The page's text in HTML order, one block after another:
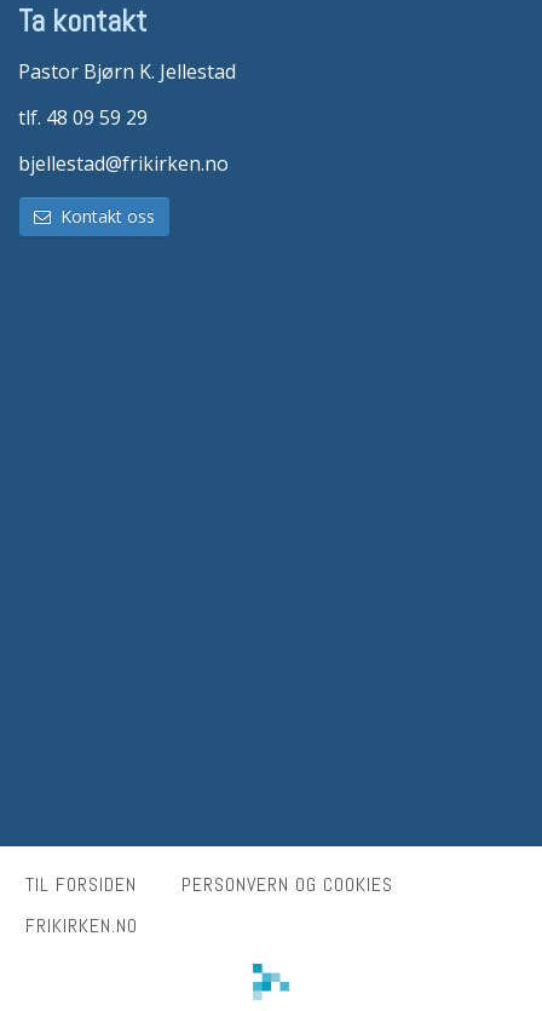
Ta kontakt
Pastor Bjørn K. Jellestad
tlf. 48 09 59 29
bjellestad@frikirken.no
Kontakt oss
TIL FORSIDEN
PERSONVERN OG COOKIES
FRIKIRKEN.NO